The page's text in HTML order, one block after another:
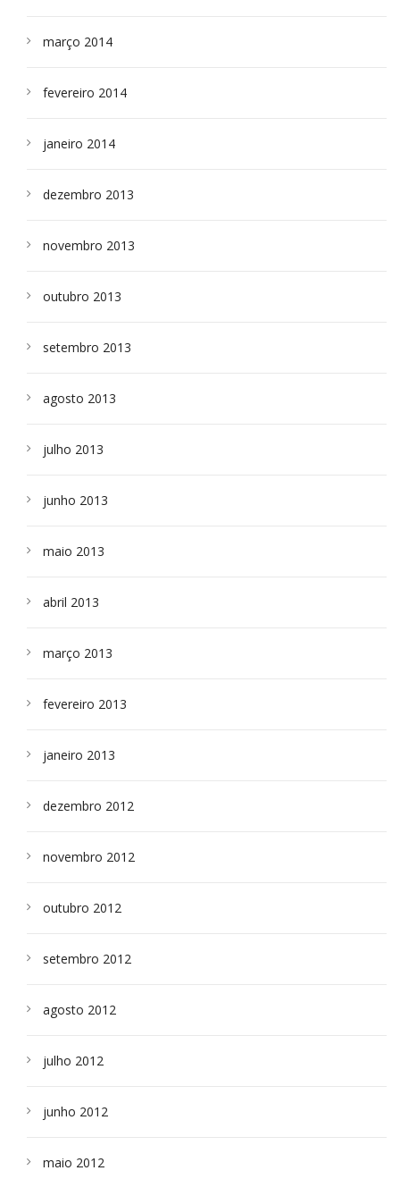
março 2014
fevereiro 2014
janeiro 2014
dezembro 2013
novembro 2013
outubro 2013
setembro 2013
agosto 2013
julho 2013
junho 2013
maio 2013
abril 2013
março 2013
fevereiro 2013
janeiro 2013
dezembro 2012
novembro 2012
outubro 2012
setembro 2012
agosto 2012
julho 2012
junho 2012
maio 2012